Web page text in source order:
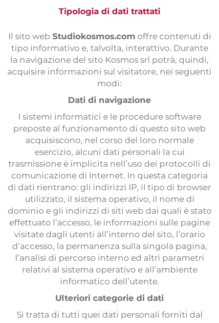
Tipologia di dati trattati
Il sito web Studiokosmos.com offre contenuti di
tipo informativo e, talvolta, interattivo. Durante
la navigazione del sito Kosmos srl potrà, quindi,
acquisire informazioni sul visitatore, nei seguenti
modi:
Dati di navigazione
I sistemi informatici e le procedure software
preposte al funzionamento di questo sito web
acquisiscono, nel corso del loro normale
esercizio, alcuni dati personali la cui
trasmissione è implicita nell’uso dei protocolli di
comunicazione di Internet. In questa categoria
di dati rientrano: gli indirizzi IP, il tipo di browser
utilizzato, il sistema operativo, il nome di
dominio e gli indirizzi di siti web dai quali è stato
effettuato l’accesso, le informazioni sulle pagine
visitate dagli utenti all’interno del sito, l’orario
d’accesso, la permanenza sulla singola pagina,
l’analisi di percorso interno ed altri parametri
relativi al sistema operativo e all’ambiente
informatico dell’utente.
Ulteriori categorie di dati
Si tratta di tutti quei dati personali forniti dal